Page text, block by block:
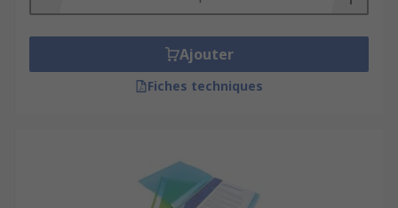
Ajouter
Fiches techniques